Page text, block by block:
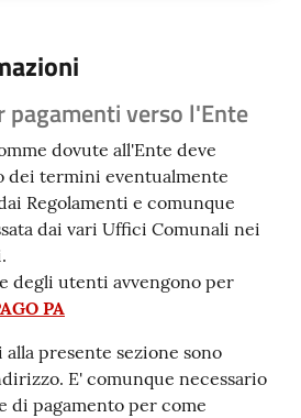
pagamenti verso l'Ente
dovute all'Ente deve
dei termini eventualmente
Regolamenti e comunque
dai vari Uffici Comunali nei
degli utenti avvengono per
PA
presente sezione sono
E' comunque necessario
di pagamento per come